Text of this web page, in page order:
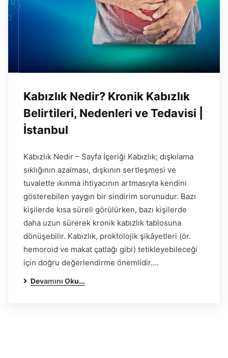
Kabızlık Nedir? Kronik Kabızlık
Belirtileri, Nedenleri ve Tedavisi |
İstanbul
Kabızlık Nedir – Sayfa İçeriği Kabızlık; dışkılama
sıklığının azalması, dışkının sertleşmesi ve
tuvalette ıkınma ihtiyacının artmasıyla kendini
gösterebilen yaygın bir sindirim sorunudur. Bazı
kişilerde kısa süreli görülürken, bazı kişilerde
daha uzun sürerek kronik kabızlık tablosuna
dönüşebilir. Kabızlık, proktolojik şikâyetleri (ör.
hemoroid ve makat çatlağı gibi) tetikleyebileceği
için doğru değerlendirme önemlidir.…
Devamını Oku...